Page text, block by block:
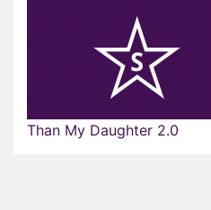
Than My Daughter 2.0